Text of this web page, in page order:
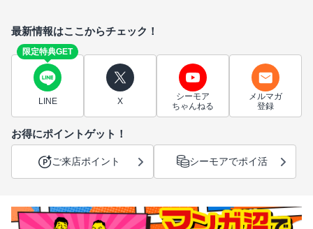
最新情報はここからチェック！
限定特典GET
LINE X
シーモア
ちゃんねる
メルマガ
登録
お得にポイントゲット！
ご来店ポイント シーモアでポイ活